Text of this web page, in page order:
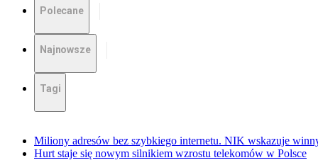
Polecane
Najnowsze
Tagi
Miliony adresów bez szybkiego internetu. NIK wskazuje
Hurt staje się nowym silnikiem wzrostu telekomów w Polsce